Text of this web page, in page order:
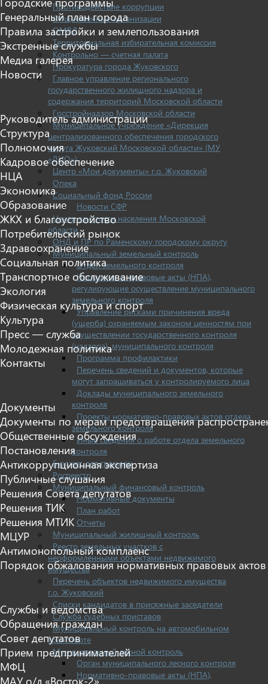
Противодействие коррупции
Общественные организации
ОМВД
Территориальная избирательная комиссия
Контрольно — счетная палата
Прокуратура города Жуковского
Главное управление регионального
государственного жилищного надзора и
содержания территорий Московской области
Госстройнадзор Московской области
Муниципальное учреждение «Дирекция
централизованного обеспечения городского
округа Жуковский Московской области» (МУ
«ДЦО»)
Центр «Мои документы» г.о. Жуковский
Опека
Социальный фонд России
Новости СФР
Центр занятости населения Московской
области
ОНД и ПР по Раменскому городскому округу
Муниципальный земельный контроль
Отдел земельного контроля
Нормативно-правовые акты (НПА),
регулирующие осуществление муниципального
земельного контроля
Управление рисками причинения вреда
(ущерба) охраняемым законом ценностям при
осуществлении государственного контроля
(надзора), муниципального контроля
Программа профилактики
Перечень сведений и документов, которые
могут запрашиваться у контролируемого лица
Доклады муниципального земельного
контроля
Проекты нормативно-правовых актов отдела
земельного контроля
Иные сведения о работе отдела земельного
контроля
Бюджет для граждан
Росреестр
Муниципальный финансовый контроль
Нормативные документы
План работ
Отчеты
Муниципальный жилищный контроль
Реестр земельных участков с
неоформленными объектами недвижимого
имущества
Перечень объектов недвижимого имущества
г.о. Жуковский
Списки кандидатов в присяжные заседатели
Служба судебных приставов
Муниципальный контроль на автомобильном
транспорте
Муниципальный лесной контроль
Орган муниципального лесного контроля
Нормативно-правовые акты (НПА),
Генеральный план города
Правила застройки и землепользования
Экстренные службы
Медиа галерея
Новости
Руководитель администрации
Структура
Полномочия
Кадровое обеспечение
НЦА
Экономика
Образование
ЖКХ и благоустройство
Потребительский рынок
Здравоохранение
Социальная политика
Транспортное обслуживание
Экология
Физическая культура и спорт
Культура
Пресс — служба
Молодежная политика
Контакты
Документы
Документы по мерам предотвращения
Общественные обсуждения
Постановления
Антикоррупционная экспертиза
Публичные слушания
Решения Совета депутатов
Решения ТИК
Решения МТИК
МЦУР
Антимонопольный комплаенс
Порядок обжалования нормативных правовых актов
Службы и ведомства
Обращения граждан
Совет депутатов
Прием предпринимателей
МФЦ
МАУ о/л «Восток-2»